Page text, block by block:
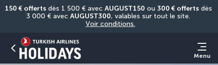
150 € offerts dès 1 500 € avec AUGUST150 ou 300 € offerts dès
3 000 € avec AUGUST300
Voir conditions.
Menu